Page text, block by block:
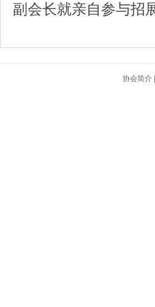
副会长就亲自参与招
协会简介